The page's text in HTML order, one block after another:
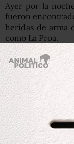
Ayer por la
fueron
heridas de arma
como La Proa.
Esta mañana se
vida cerca del
mencionados,
ayer no se